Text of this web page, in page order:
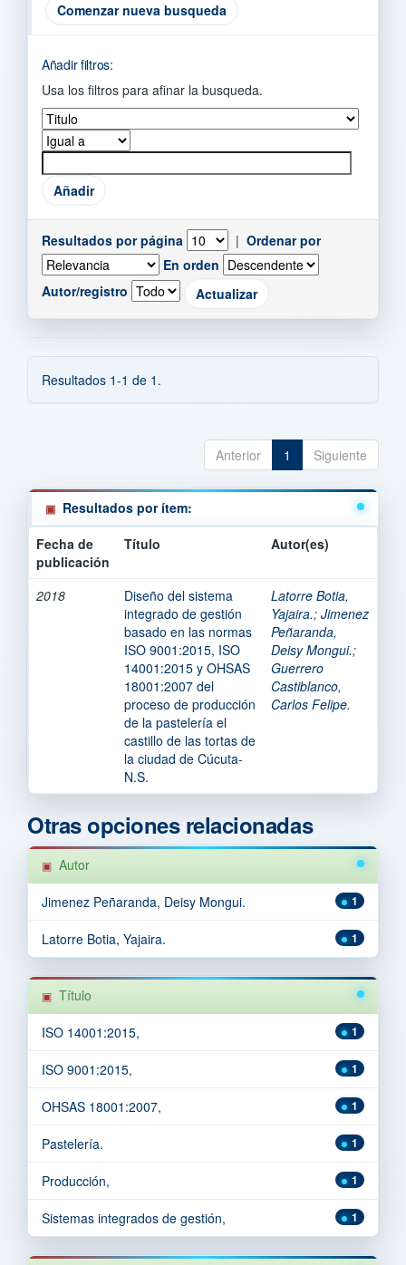
Comenzar nueva busqueda
Añadir filtros:
Usa los filtros para afinar la busqueda.
Resultados por página | Ordenar por
En orden
Autor/registro
Resultados 1-1 de 1.
Anterior 1 Siguiente
Resultados por ítem:
Fecha de
publicación
Título Autor(es)
2018
Diseño del sistema
integrado de gestión
basado en las normas
ISO 9001:2015, ISO
14001:2015 y OHSAS
18001:2007 del
proceso de producción
de la pastelería el
castillo de las tortas de
la ciudad de Cúcuta-
N.S.
Latorre Botia,
Yajaira.; Jimenez
Peñaranda,
Deisy Mongui.;
Guerrero
Castiblanco,
Carlos Felipe.
Otras opciones relacionadas
Autor
1
Jimenez Peñaranda, Deisy Mongui.
1
Latorre Botia, Yajaira.
Título
1
ISO 14001:2015,
1
ISO 9001:2015,
1
OHSAS 18001:2007,
1
Pastelería.
1
Producción,
1
Sistemas integrados de gestión,